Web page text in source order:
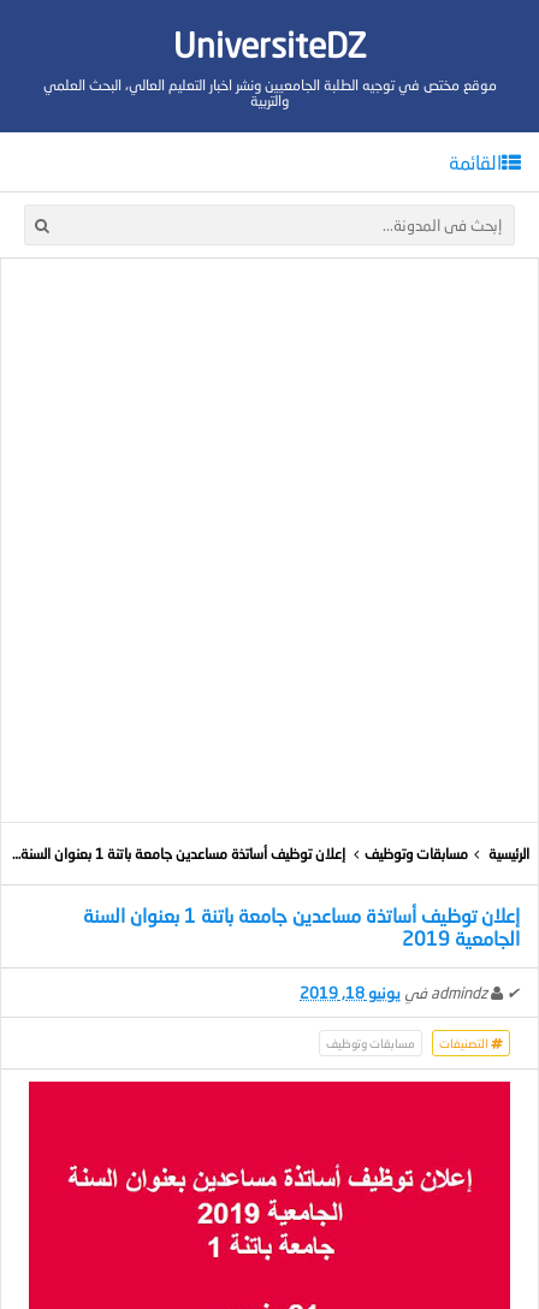
UniversiteDZ
موقع مختص في توجيه الطلبة الجامعيين ونشر اخبار التعليم العالي، البحث العلمي
والتربية
القائمة
الرئيسية مسابقات وتوظيف إعلان توظيف أساتذة مساعدين جامعة باتنة 1 بعنوان السنة الجامعية 2019
إعلان توظيف أساتذة مساعدين جامعة باتنة 1 بعنوان السنة
الجامعية 2019
✔
admindz في يونيو 18, 2019
التصنيفات مسابقات وتوظيف